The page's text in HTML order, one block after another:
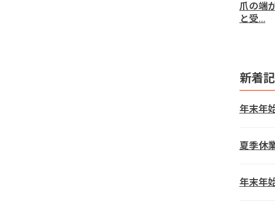
爪の端
と受…
新着
年末年
夏季休
年末年